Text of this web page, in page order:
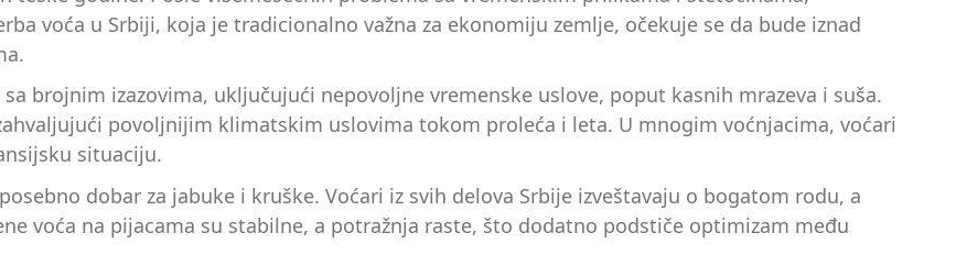
voća u Srbiji, koja je tradicionalno važna za ekonomiju zemlje, očekuje se da bude iznad
brojnim izazovima, uključujući nepovoljne vremenske uslove, poput kasnih mrazeva i suša.
povoljnijim klimatskim uslovima tokom proleća i leta. U mnogim voćnjacima, voćari
situaciju.
dobar za jabuke i kruške. Voćari iz svih delova Srbije izveštavaju o bogatom rodu, a
voća na pijacama su stabilne, a potražnja raste, što dodatno podstiče optimizam među